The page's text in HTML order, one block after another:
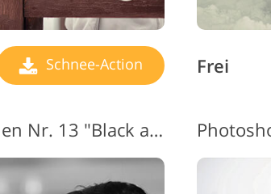
Schnee-Action Frei
Photoshop-Schneeaktionen Nr. 13 "Black and White"